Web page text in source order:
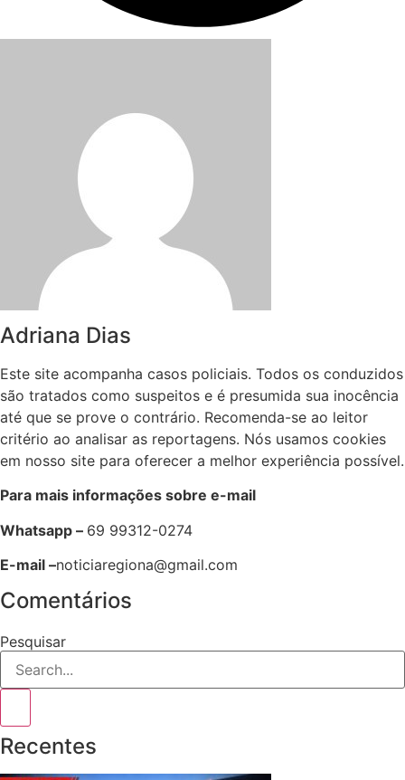
Adriana Dias
Este site acompanha casos policiais. Todos os conduzidos
são tratados como suspeitos e é presumida sua inocência
até que se prove o contrário. Recomenda-se ao leitor
critério ao analisar as reportagens. Nós usamos cookies
em nosso site para oferecer a melhor experiência possível.
Para mais informações sobre e-mail
Whatsapp – 69 99312-0274
E-mail –noticiaregiona@gmail.com
Comentários
Pesquisar
Recentes